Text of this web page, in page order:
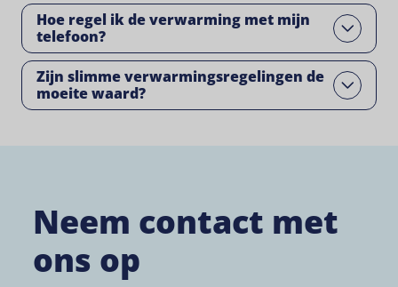
Hoe regel ik de verwarming met mijn
telefoon?
Open
Zijn slimme verwarmingsregelingen de
moeite waard?
Open
Neem contact met
ons op